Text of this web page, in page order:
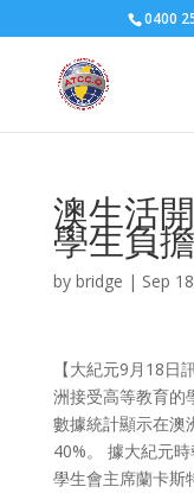
0400
澳生活
學生負
by bridge | Sep
【大紀元9月18日
洲接受高等教育的
數據統計顯示在澳
40%。 據大紀元時
學生會主席蘭卡斯